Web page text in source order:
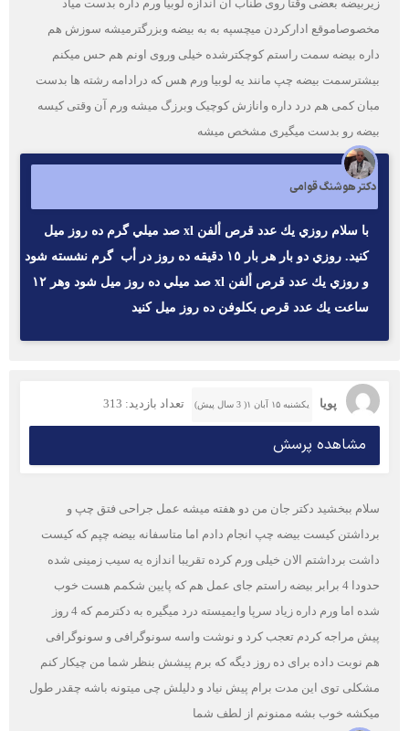
زیربیضه بعضی وقتا روی طناب آن اندازه لوبیا ورم داره بدست میاد
مخصوصاموقع ادارکردن میچسپه به به بیضه وبزرگترمیشه سوزش هم
داره بیضه سمت راستم کوچکترشده خیلی وروی اونم هم حس میکنم
بیشترسمت بیضه چپ مانند یه لوبیا ورم هس که درادامه رشته ها بدست
مبان کمی هم درد داره وانازش کوچیک وبرزگ میشه ورم آن وقتی کیسه
بیضه رو بدست میگیری مشخص میشه
دکتر هوشنگ قوامی
با سلام روزي يك عدد قرص ألفن xl صد ميلي گرم ده روز ميل
كنيد. روزي دو بار هر بار ١٥ دقيقه ده روز در أب گرم نشسته شود
و روزي يك عدد قرص ألفن xl صد ميلي ده روز ميل شود وهر ١٢
ساعت يك عدد قرص بكلوفن ده روز ميل كنيد
پویا یکشنبه ۱۵ آبان ۱( 3 سال پیش) تعداد بازدید: 313
مشاهده پرسش
سلام ببخشید دکتر جان من دو هفته میشه عمل جراحی فتق چپ و
برداشتن کیست بیضه چپ انجام دادم اما متاسفانه بیضه چپم که کیست
داشت برداشتم الان خیلی ورم کرده تقریبا اندازه یه سیب زمینی شده
حدودا 4 برابر بیضه راستم جای عمل هم که پایین شکمم هست خوب
شده اما ورم داره زیاد سرپا وایمیسته درد میگیره به دکترمم که 4 روز
پیش مراجه کردم تعجب کرد و نوشت واسه سونوگرافی و سونوگرافی
هم نوبت داده برای ده روز دیگه که برم پیشش بنظر شما من چیکار کنم
مشکلی توی این مدت برام پیش نیاد و دلیلش چی میتونه باشه چقدر طول
میکشه خوب بشه ممنونم از لطف شما